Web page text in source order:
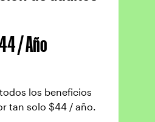
/ Año
los beneficios
tan solo $44 / año.